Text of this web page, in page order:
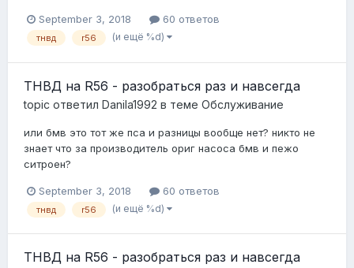
September 3, 2018 60 ответов
тнвд r56 (и ещё %d)
ТНВД на R56 - разобраться раз и навсегда
topic ответил Danila1992 в теме Обслуживание
или бмв это тот же пса и разницы вообще нет? никто не
знает что за производитель ориг насоса бмв и пежо
ситроен?
September 3, 2018 60 ответов
тнвд r56 (и ещё %d)
ТНВД на R56 - разобраться раз и навсегда